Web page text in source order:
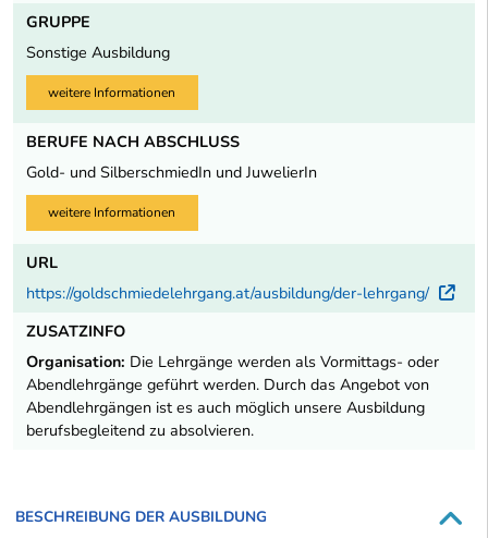
GRUPPE
Sonstige Ausbildung
weitere Informationen
BERUFE NACH ABSCHLUSS
Gold- und SilberschmiedIn und JuwelierIn
weitere Informationen
URL
https://goldschmiedelehrgang.at/ausbildung/der-lehrgang/
ZUSATZINFO
Organisation: Die Lehrgänge werden als Vormittags- oder
Abendlehrgänge geführt werden. Durch das Angebot von
Abendlehrgängen ist es auch möglich unsere Ausbildung
berufsbegleitend zu absolvieren.
BESCHREIBUNG DER AUSBILDUNG